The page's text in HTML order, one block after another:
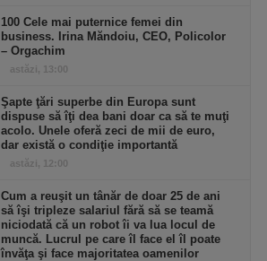
100 Cele mai puternice femei din
business. Irina Măndoiu, CEO, Policolor
– Orgachim
astăzi, 13:00
Şapte ţări superbe din Europa sunt
dispuse să îţi dea bani doar ca să te muţi
acolo. Unele oferă zeci de mii de euro,
dar există o condiţie importantă
astăzi, 12:00
Cum a reuşit un tânăr de doar 25 de ani
să îşi tripleze salariul fără să se teamă
niciodată că un robot îi va lua locul de
muncă. Lucrul pe care îl face el îl poate
învăţa şi face majoritatea oamenilor